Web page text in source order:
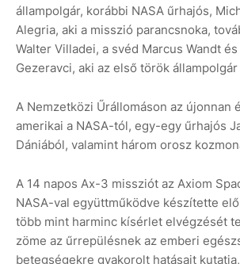
állampolgár, korábbi NASA űrhajós,
Alegria, aki a misszió parancsnoka,
Walter Villadei, a svéd Marcus Wandt
Gezeravci, aki az első török
A Nemzetközi Űrállomáson az újonnan
amerikai a NASA-tól, egy-egy űrhajós
Dániából, valamint három orosz
A 14 napos Ax-3 missziót az Axiom
NASA-val együttműködve készítette
több mint harminc kísérlet elvégzését
zöme az űrrepülésnek az emberi
betegségekre gyakorolt hatásait